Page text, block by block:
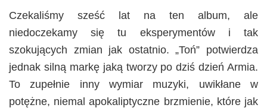
Czekaliśmy sześć lat na ten album, ale
niedoczekamy się tu eksperymentów i tak
szokujących zmian jak ostatnio. „Toń” potwierdza
jednak silną markę jaką tworzy po dziś dzień Armia.
To zupełnie inny wymiar muzyki, uwikłane w
potężne, niemal apokaliptyczne brzmienie, które jak